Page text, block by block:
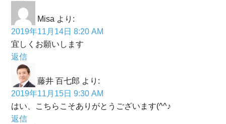
Misa より:
2019年11月14日 8:20 AM
宜しくお願いします
返信
藤井 百七郎 より:
2019年11月15日 9:30 AM
はい、こちらこそありがとうございます(^^♪
返信